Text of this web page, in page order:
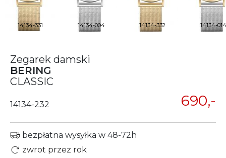
14134-331 14134-004 14134-332 14134-014
Zegarek damski
BERING
CLASSIC
14134-232 690,-
bezpłatna wysyłka w 48-72h
zwrot przez rok